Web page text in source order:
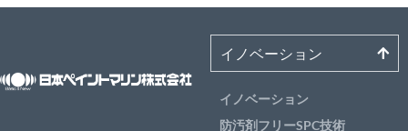
イノベーション
イノベーション
防汚剤フリーSPC技術